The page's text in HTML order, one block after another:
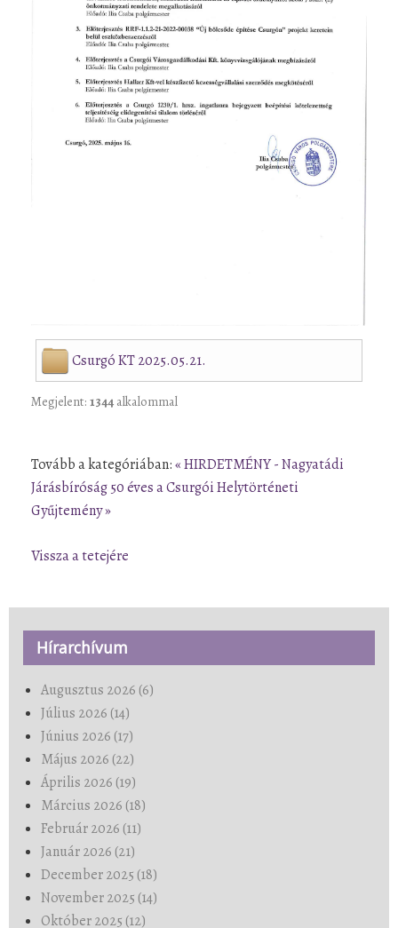
Csurgó KT 2025.05.21.
Megjelent: 1344 alkalommal
Tovább a kategóriában:« HIRDETMÉNY - Nagyatádi
Járásbíróság50 éves a Csurgói Helytörténeti
Gyűjtemény »
Vissza a tetejére
Hírarchívum
Augusztus 2026 (6)
Július 2026 (14)
Június 2026 (17)
Május 2026 (22)
Április 2026 (19)
Március 2026 (18)
Február 2026 (11)
Január 2026 (21)
December 2025 (18)
November 2025 (14)
Október 2025 (12)